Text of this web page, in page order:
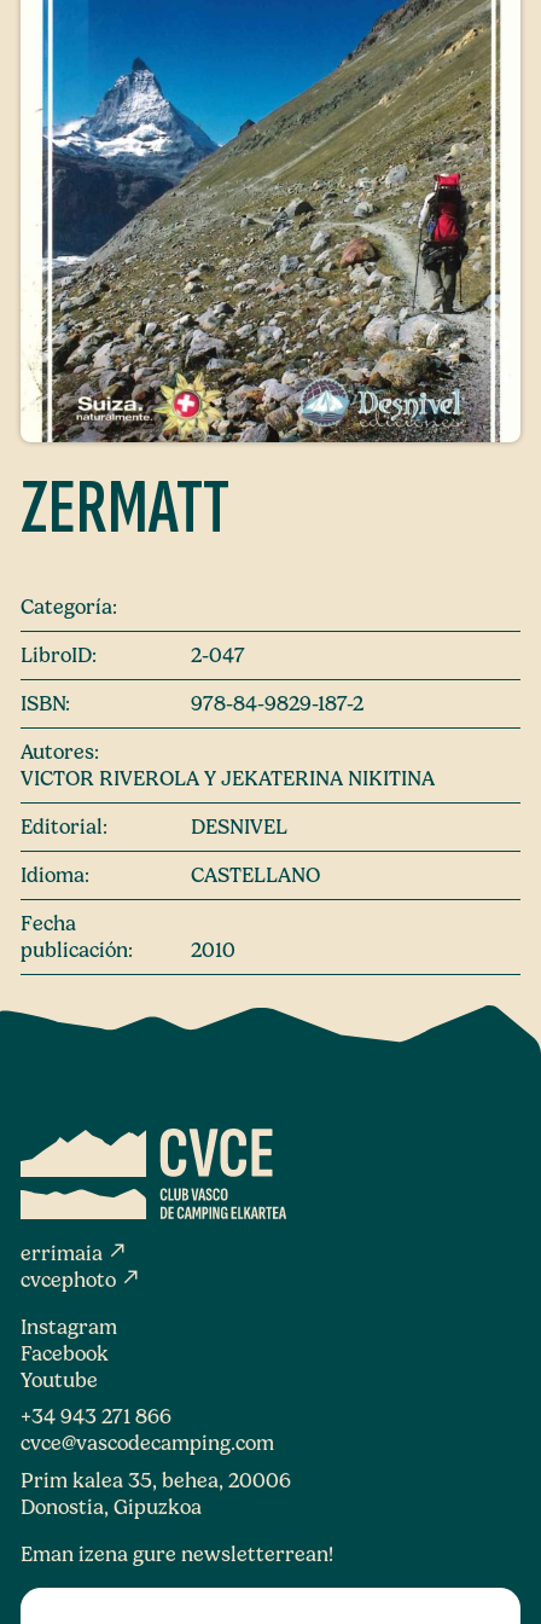
ZERMATT
Categoría:
LibroID:
2-047
ISBN:
978-84-9829-187-2
Autores:
VICTOR RIVEROLA Y JEKATERINA NIKITINA
Editorial:
DESNIVEL
Idioma:
CASTELLANO
Fecha
publicación:
2010
errimaia north_east
cvcephoto north_east
Instagram
Facebook
Youtube
+34 943 271 866
cvce@vascodecamping.com
Prim kalea 35, behea, 20006
Donostia, Gipuzkoa
Eman izena gure newsletterrean!